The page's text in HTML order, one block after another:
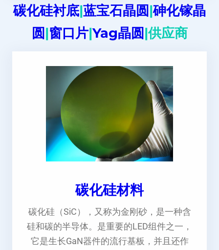
碳化硅衬底|蓝宝石晶圆|砷化镓晶
圆|窗口片|Yag晶圆|供应商
碳化硅材料
碳化硅（SiC），又称为金刚砂，是一种含
硅和碳的半导体。是重要的LED组件之一，
它是生长GaN器件的流行基板，并且还作